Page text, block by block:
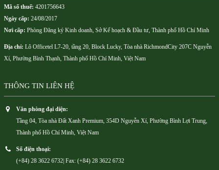
Mã số thuế: 4201756643
Ngày cấp: 24/08/2017
Nơi cấp: Phòng Đăng ký Kinh doanh, Sở Kế hoạch & Đầu tư, Thành phố Hồ Chí Minh
Địa chỉ: Lô Officetel L7-20, tầng 20, Block Lucky, Tòa nhà RichmondCity 207C Nguyễn
Xí, Phường Bình Thạnh, Thành phố Hồ Chí Minh, Việt Nam
THÔNG TIN LIÊN HỆ
Văn phòng đại diện:
Tầng 04, Tòa nhà Đất Xanh Premium, 354D Nguyễn Xí, Phường Bình Lợi Trung,
Thành phố Hồ Chí Minh, Việt Nam
Số điện thoại:
(+84) 28 3622 6732| Fax: (+84) 28 3622 6732